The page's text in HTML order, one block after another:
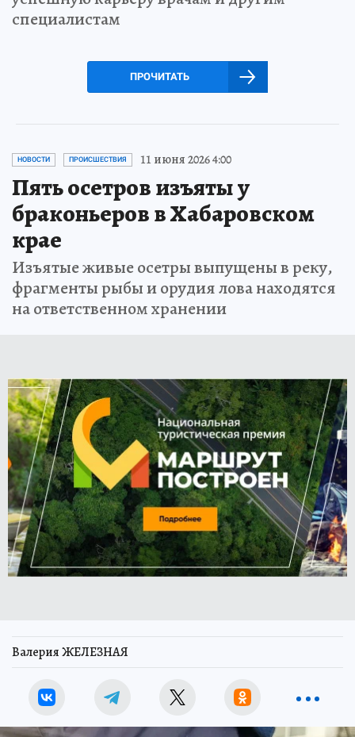
специалистам
ПРОЧИТАТЬ
НОВОСТИ ПРОИСШЕСТВИЯ 11 июня 2026 4:00
Пять осетров изъяты у
браконьеров в Хабаровском
крае
Изъятые живые осетры выпущены в реку,
фрагменты рыбы и орудия лова находятся
на ответственном хранении
Валерия ЖЕЛЕЗНАЯ